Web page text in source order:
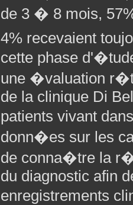
de 3 � 8 mois,
4% recevaient
cette phase
une �valuation
de la clinique Di
patients vivant
donn�es sur les
de conna�tre la
du diagnostic afin
enregistrements